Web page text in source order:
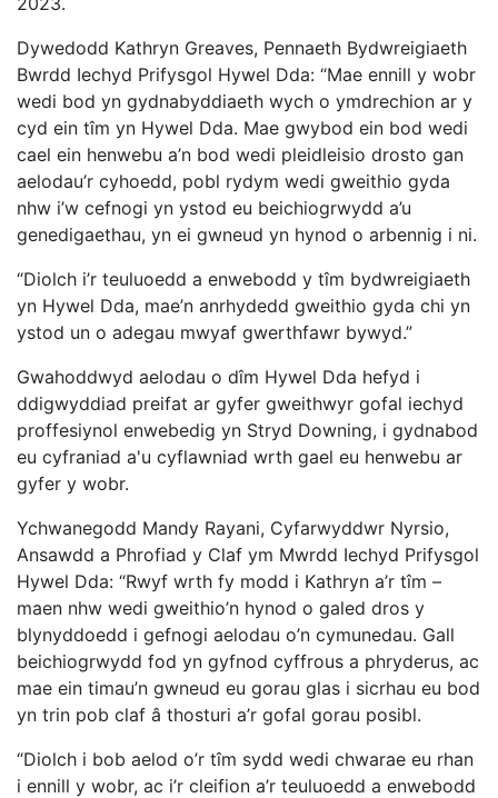
Dywedodd Kathryn Greaves, Pennaeth Bydwreigiaeth
Bwrdd Iechyd Prifysgol Hywel Dda: “Mae ennill y wobr
wedi bod yn gydnabyddiaeth wych o ymdrechion ar y
cyd ein tîm yn Hywel Dda. Mae gwybod ein bod wedi
cael ein henwebu a’n bod wedi pleidleisio drosto gan
aelodau’r cyhoedd, pobl rydym wedi gweithio gyda
nhw i’w cefnogi yn ystod eu beichiogrwydd a’u
genedigaethau, yn ei gwneud yn hynod o arbennig i ni.
“Diolch i’r teuluoedd a enwebodd y tîm bydwreigiaeth
yn Hywel Dda, mae’n anrhydedd gweithio gyda chi yn
ystod un o adegau mwyaf gwerthfawr bywyd.”
Gwahoddwyd aelodau o dîm Hywel Dda hefyd i
ddigwyddiad preifat ar gyfer gweithwyr gofal iechyd
proffesiynol enwebedig yn Stryd Downing, i gydnabod
eu cyfraniad a'u cyflawniad wrth gael eu henwebu ar
gyfer y wobr.
Ychwanegodd Mandy Rayani, Cyfarwyddwr Nyrsio,
Ansawdd a Phrofiad y Claf ym Mwrdd Iechyd Prifysgol
Hywel Dda: “Rwyf wrth fy modd i Kathryn a’r tîm –
maen nhw wedi gweithio’n hynod o galed dros y
blynyddoedd i gefnogi aelodau o’n cymunedau. Gall
beichiogrwydd fod yn gyfnod cyffrous a phryderus, ac
mae ein timau’n gwneud eu gorau glas i sicrhau eu bod
yn trin pob claf â thosturi a’r gofal gorau posibl.
“Diolch i bob aelod o’r tîm sydd wedi chwarae eu rhan
i ennill y wobr, ac i’r cleifion a’r teuluoedd a enwebodd